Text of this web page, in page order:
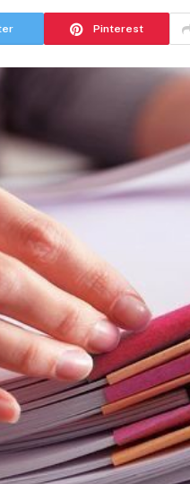
Pinterest